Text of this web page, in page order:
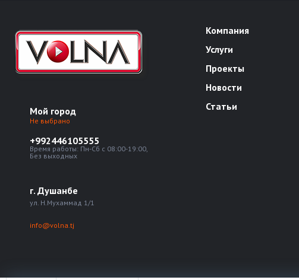
Мой город
Не выбрано
+992446105555
Время работы: Пн-Сб с 08:00-19:00,
Без выходных
г. Душанбе
ул. Н.Мухаммад 1/1
info@volna.tj
Компания
Услуги
Проекты
Новости
Статьи